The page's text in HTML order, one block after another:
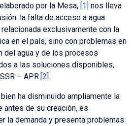
por la Mesa, [1] nos lleva
la falta de acceso a agua
exclusivamente con la
en el país, sino con problemas en
del agua y de los procesos
a las soluciones disponibles,
– APR.[2]
ha disminuido ampliamente la
de su creación, es
la demanda y presenta problemas